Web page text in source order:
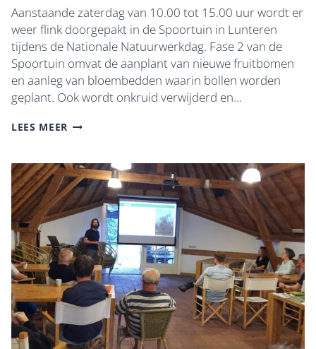
Aanstaande zaterdag van 10.00 tot 15.00 uur wordt er
weer flink doorgepakt in de Spoortuin in Lunteren
tijdens de Nationale Natuurwerkdag. Fase 2 van de
Spoortuin omvat de aanplant van nieuwe fruitbomen
en aanleg van bloembedden waarin bollen worden
geplant. Ook wordt onkruid verwijderd en…
LEES MEER HELP
DE
SPOORTUIN
TIJDENS
DE
NATIONALE
NATUURWERKDAG
OP
ZATERDAG
1
NOVEMBER